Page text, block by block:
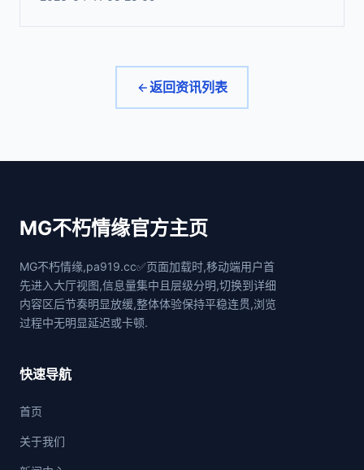
返回资讯列表
MG不朽情缘官方主页
MG不朽情缘,pa919.cc✅页面加载时,移动端用户首
先进入大厅视图,信息量集中且层级分明,切换到详细
内容区后节奏明显放缓,整体体验保持平稳连贯,浏览
过程中无明显延迟或卡顿.
快速导航
首页
关于我们